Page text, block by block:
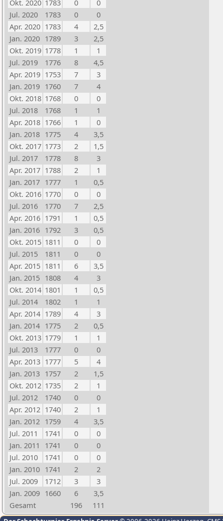
Okt. 2020 1783 0
0
Jul. 2020
1783 0
0
Apr. 2020 1783 4
2,5
Jan. 2020 1789 3
2,5
Okt. 2019 1778 1
1
Jul. 2019
1776 8
4,5
Apr. 2019 1753 7
3
Jan. 2019 1760 7
4
Okt. 2018 1768 0
0
Jul. 2018
1768 1
1
Apr. 2018 1766 1
0
Jan. 2018 1775 4
3,5
Okt. 2017 1773 2
1,5
Jul. 2017
1778 8
3
Apr. 2017 1788 2
1
Jan. 2017 1777 1
0,5
Okt. 2016 1770 0
0
Jul. 2016
1770 7
2,5
Apr. 2016 1791 1
0,5
Jan. 2016 1792 3
0,5
Okt. 2015 1811 0
0
Jul. 2015
1811 0
0
Apr. 2015 1811 6
3,5
Jan. 2015 1808 4
3
Okt. 2014 1801 1
0,5
Jul. 2014
1802 1
1
Apr. 2014 1789 4
3
Jan. 2014 1775 2
0,5
Okt. 2013 1779 1
1
Jul. 2013
1777 0
0
Apr. 2013 1777 5
4
Jan. 2013 1757 2
1,5
Okt. 2012 1735 2
1
Jul. 2012
1740 0
0
Apr. 2012 1740 2
1
Jan. 2012 1759 4
3,5
Jul. 2011
1741 0
0
Jan. 2011
1741 0
0
Jul. 2010
1741 0
0
Jan. 2010 1741 2
2
Jul. 2009
1712 3
3
Jan. 2009 1660 6
3,5
Gesamt
196 111